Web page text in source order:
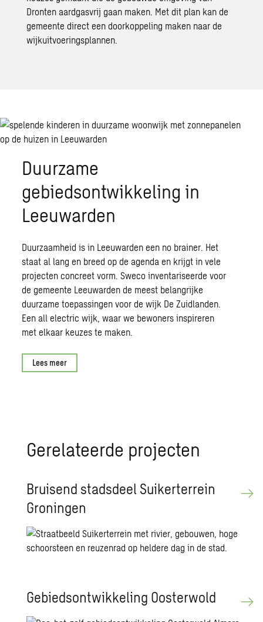
Dronten aardgasvrij gaan maken. Met dit plan kan de
gemeente direct een doorkoppeling maken naar de
wijkuitvoeringsplannen.
Duurzame
gebiedsontwikkeling in
Leeuwarden
Duurzaamheid is in Leeuwarden een no brainer. Het
staat al lang en breed op de agenda en krijgt in vele
projecten concreet vorm. Sweco inventariseerde voor
de gemeente Leeuwarden de meest belangrijke
duurzame toepassingen voor de wijk DeZuidlanden.
Eenall electric wijk, waar we bewoners inspireren
met elkaar keuzes te maken.
Lees meer
Ge­re­la­teer­de pro­jec­ten
Brui­send stads­deel Sui­ker­ter­rein
Gro­nin­gen
Ge­bieds­ont­wik­ke­ling Oos­ter­wold